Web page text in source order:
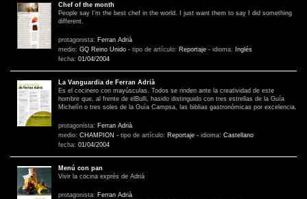
Chef of the month
People say I’m the best chef in the world. I just want them to say I did something
different.
protagonista: Ferran Adrià
medio: GQ Reino Unido - tipo de artículo: Reportaje - idioma:
Inglés
fecha: 01/04/2004
La Vanguardia de Ferran Adrià
Es el cocinero con mayúsculas. Todos se rinden ante la creatividad de este
hombre que, al frente de elBulli, hasido distinguido con tres estrellas de la Guía
Michelín o tres soles de la Guía Campsa, las biblias gastronómicas por excelencia.
protagonista: Ferran Adrià
medio: CHAMPION - tipo de artículo: Reportaje - idioma: Castellano
fecha: 01/04/2004
Menú con pan
Vivir la cocina exprés de Adrià
protagonista: Ferran Adrià